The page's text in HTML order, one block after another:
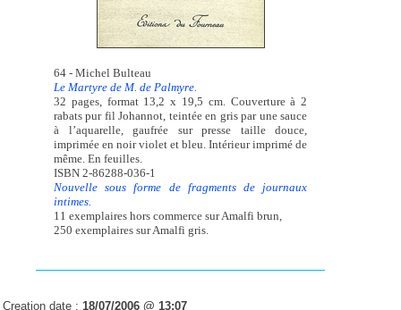
64 - Michel Bulteau
Le Martyre de M. de Palmyre.
32 pages, format 13,2 x 19,5 cm. Couverture à 2
rabats pur fil Johannot, teintée en gris par une sauce
à l’aquarelle, gaufrée sur presse taille douce,
imprimée en noir violet et bleu. Intérieur imprimé de
même. En feuilles.
ISBN 2-86288-036-1
Nouvelle sous forme de fragments de journaux
intimes.
11 exemplaires hors commerce sur Amalfi brun,
250 exemplaires sur Amalfi gris.
Creation date :18/07/2006 @ 13:07